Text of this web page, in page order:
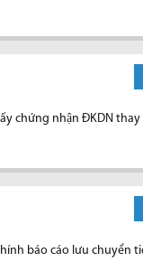
chứng nhận ĐKDN
báo cáo lưu chuyển